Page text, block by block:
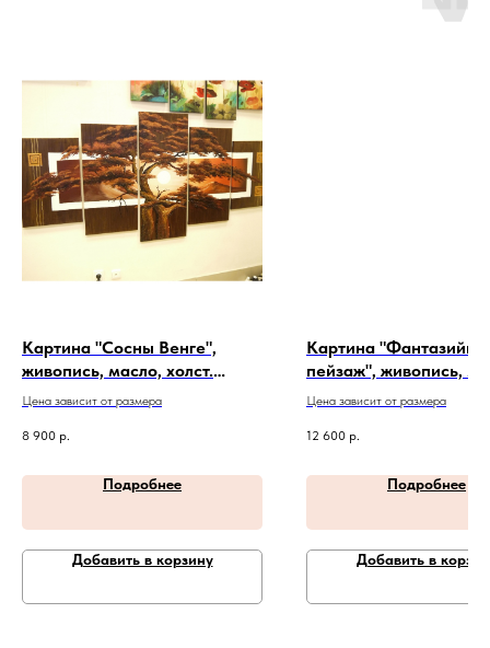
Картина "Сосны Венге",
живопись, масло, холст.
Артикул 20-4-166
Цена зависит от размера
8 900 р.
Подробнее
Добавить в корзину
Картина
пейзаж", живопись,
холст. Артикул 26-6-16
Цена зависит от размера
12 600 р.
Подробнее
Добавить в